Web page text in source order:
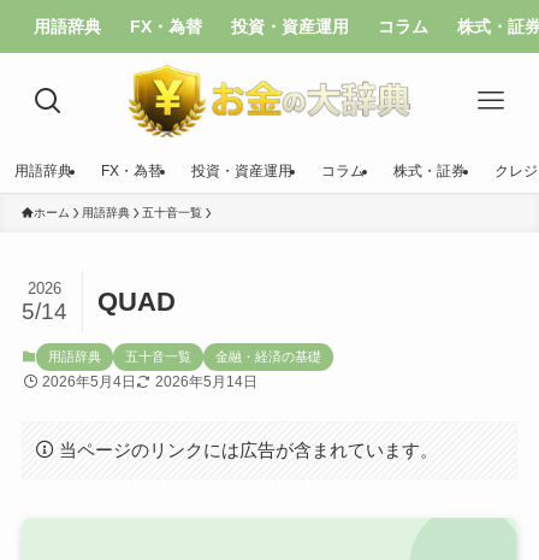
用語辞典 FX・為替 投資・資産運用 コラム 株式・証
用語辞典 FX・為替 投資・資産運用 コラム 株式・証券 クレ
ホーム 用語辞典 五十音一覧
QUAD
2026
5/14
用語辞典 五十音一覧 金融・経済の基礎
2026年5月4日 2026年5月14日
当ページのリンクには広告が含まれています。